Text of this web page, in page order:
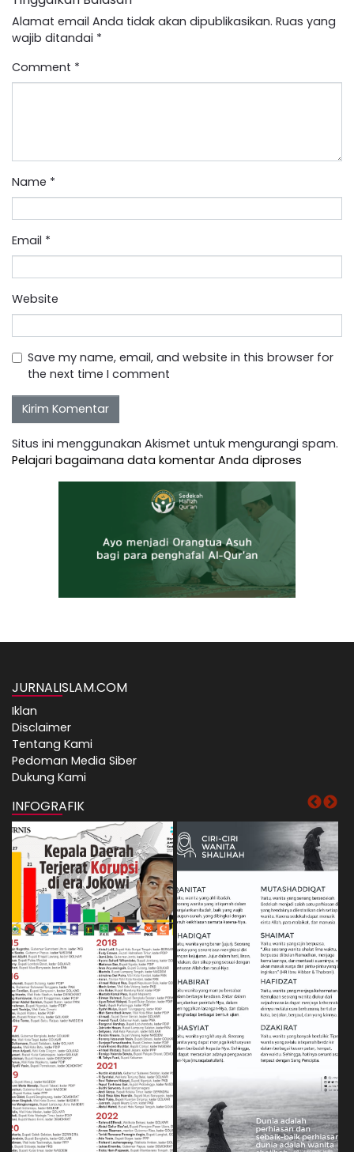
Alamat email Anda tidak akan dipublikasikan. Ruas yang
wajib ditandai *
Comment *
Name *
Email *
Website
Save my name, email, and website in this browser for
the next time I comment
Situs ini menggunakan Akismet untuk mengurangi spam.
Pelajari bagaimana data komentar Anda diproses
JURNALISLAM.COM
Iklan
Disclaimer
Tentang Kami
Pedoman Media Siber
Dukung Kami
INFOGRAFIK